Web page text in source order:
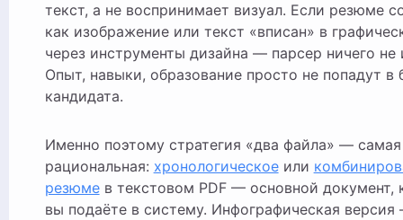
текст, а не воспринимает визуал. Если резюме
как изображение или текст «вписан» в
через инструменты дизайна — парсер ничего не
Опыт, навыки, образование просто не попадут в
кандидата.
Именно поэтому стратегия «два файла» — самая
рациональная: хронологическоеили
резюмев текстовом PDF — основной документ,
вы подаёте в систему. Инфографическая